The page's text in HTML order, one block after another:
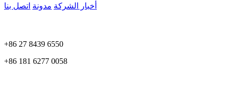
أخبار الشركة مدونة اتصل بنا
+86 27 8439 6550
+86 181 6277 0058